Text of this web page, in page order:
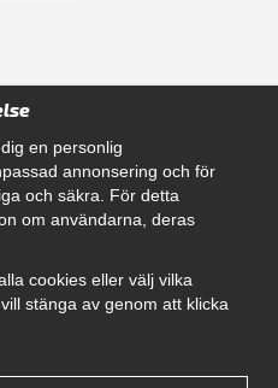
en personlig
annonsering och för
och säkra. För detta
om användarna, deras
cookies eller välj vilka
stänga av genom att klicka